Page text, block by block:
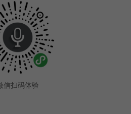
信扫码体验